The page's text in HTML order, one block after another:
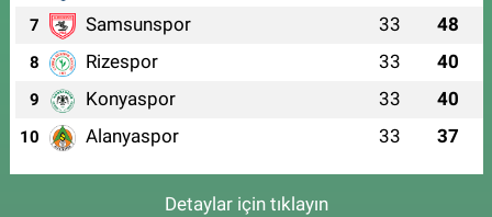
7 Samsunspor 33 48
8 Rizespor 33 40
9 Konyaspor 33 40
10 Alanyaspor 33 37
Detaylar için tıklayın